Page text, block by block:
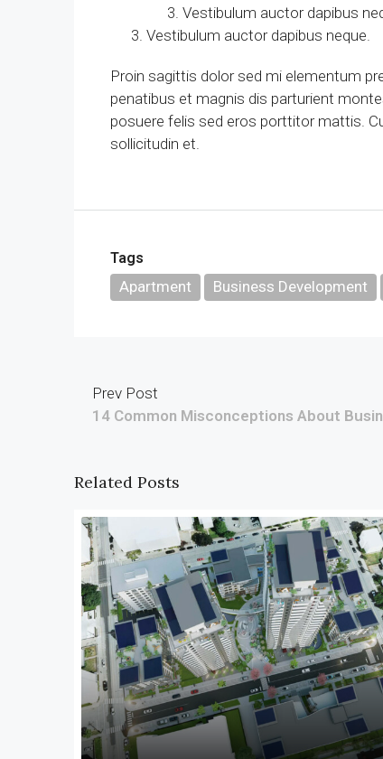
Vestibulum auctor dapibus
Vestibulum auctor dapibus neque.
Proin sagittis dolor sed mi elementum
penatibus et magnis dis parturient
posuere felis sed eros porttitor mattis.
sollicitudin et.
Tags
Apartment Business Development
Prev Post
14 Common Misconceptions About
Related Posts